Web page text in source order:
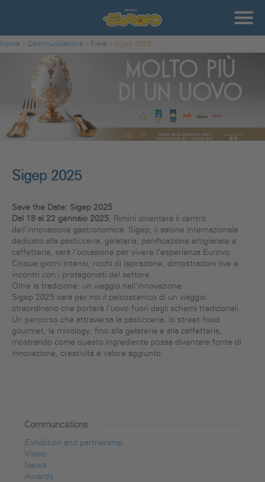
You are here
Home » Communications » Fiere » Sigep 2025
Sigep 2025
Save the Date: Sigep 2025
Dal 18 al 22 gennaio 2025, Rimini diventerà il centro
dell’innovazione gastronomica. Sigep, il salone internazionale
dedicato alla pasticceria, gelateria, panificazione artigianale e
caffetteria, sarà l’occasione per vivere l’esperienza Eurovo.
Cinque giorni intensi, ricchi di ispirazione, dimostrazioni live e
incontri con i protagonisti del settore.
Oltre la tradizione: un viaggio nell’innovazione
Sigep 2025 sarà per noi il palcoscenico di un viaggio
straordinario che porterà l’uovo fuori dagli schemi tradizionali.
Un percorso che attraversa la pasticceria, lo street food
gourmet, la mixology, fino alla gelateria e alla caffetteria,
mostrando come questo ingrediente possa diventare fonte di
innovazione, creatività e valore aggiunto.
Communcations
Exhibition and partnership
Video
News
Awards